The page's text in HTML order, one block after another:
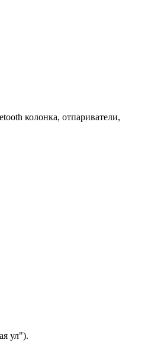
колонка, отпариватели,
ул").